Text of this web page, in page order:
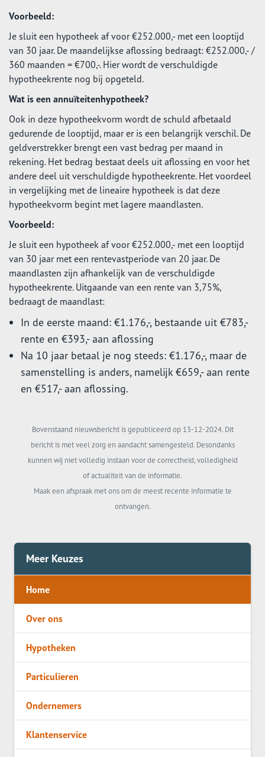
Voorbeeld:
Je sluit een hypotheek af voor €252.000,- met een looptijd
van 30 jaar. De maandelijkse aflossing bedraagt: €252.000,- /
360 maanden = €700,-. Hier wordt de verschuldigde
hypotheekrente nog bij opgeteld.
Wat is een annuïteitenhypotheek?
Ook in deze hypotheekvorm wordt de schuld afbetaald
gedurende de looptijd, maar er is een belangrijk verschil. De
geldverstrekker brengt een vast bedrag per maand in
rekening. Het bedrag bestaat deels uit aflossing en voor het
andere deel uit verschuldigde hypotheekrente. Het voordeel
in vergelijking met de lineaire hypotheek is dat deze
hypotheekvorm begint met lagere maandlasten.
Voorbeeld:
Je sluit een hypotheek af voor €252.000,- met een looptijd
van 30 jaar met een rentevastperiode van 20 jaar. De
maandlasten zijn afhankelijk van de verschuldigde
hypotheekrente. Uitgaande van een rente van 3,75%,
bedraagt de maandlast:
In de eerste maand: €1.176,-, bestaande uit €783,-
rente en €393,- aan aflossing
Na 10 jaar betaal je nog steeds: €1.176,-, maar de
samenstelling is anders, namelijk €659,- aan rente
en €517,- aan aflossing.
Bovenstaand nieuwsbericht is gepubliceerd op 13-12-2024. Dit
bericht is met veel zorg en aandacht samengesteld. Desondanks
kunnen wij niet volledig instaan voor de correctheid, volledigheid
of actualiteit van de informatie.
Maak een afspraak met ons om de meest recente informatie te
ontvangen.
Meer Keuzes
Home
Over ons
Hypotheken
Particulieren
Ondernemers
Klantenservice